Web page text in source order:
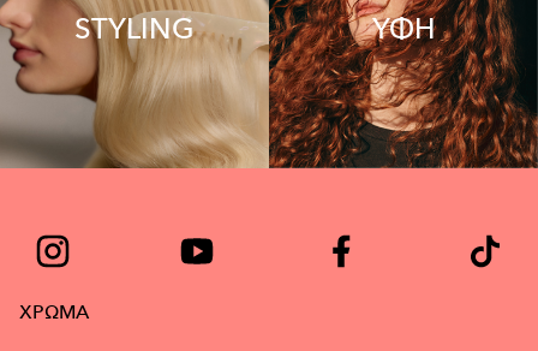
STYLING ΥΦΗ
ΧΡΩΜΑ